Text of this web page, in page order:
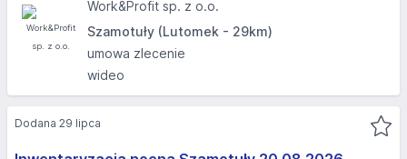
Work&Profit sp. z o.o.
Szamotuły (Lutomek - 29km)
umowa zlecenie
wideo
Dodana 29 lipca